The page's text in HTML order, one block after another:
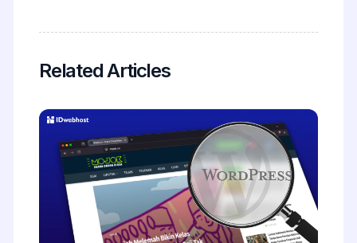
Related Articles